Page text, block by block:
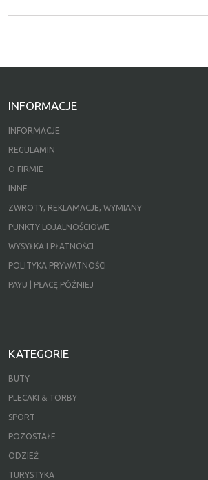
INFORMACJE
INFORMACJE
REGULAMIN
O FIRMIE
INNE
ZWROTY, REKLAMACJE, WYMIANY
PUNKTY LOJALNOŚCIOWE
WYSYŁKA I PŁATNOŚCI
POLITYKA PRYWATNOŚCI
PAYU | PŁACĘ PÓŹNIEJ
KATEGORIE
BUTY
PLECAKI & TORBY
SPORT
POZOSTAŁE
ODZIEŻ
TURYSTYKA